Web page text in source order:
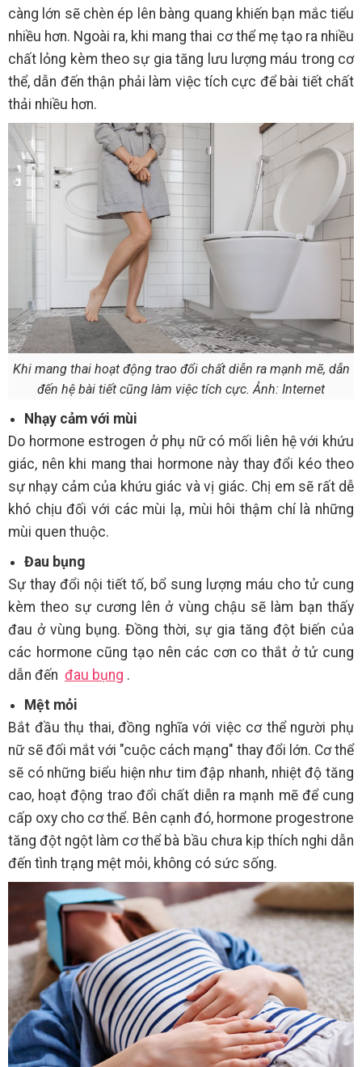
càng lớn sẽ chèn ép lên bàng quang khiến bạn mắc tiểu
nhiều hơn. Ngoài ra, khi mang thai cơ thể mẹ tạo ra nhiều
chất lỏng kèm theo sự gia tăng lưu lượng máu trong cơ
thể, dẫn đến thận phải làm việc tích cực để bài tiết chất
thải nhiều hơn.
Khi mang thai hoạt động trao đổi chất diễn ra mạnh mẽ, dẫn
đến hệ bài tiết cũng làm việc tích cực. Ảnh: Internet
Nhạy cảm với mùi
Do hormone estrogen ở phụ nữ có mối liên hệ với khứu
giác, nên khi mang thai hormone này thay đổi kéo theo
sự nhạy cảm của khứu giác và vị giác. Chị em sẽ rất dễ
khó chịu đối với các mùi lạ, mùi hôi thậm chí là những
mùi quen thuộc.
Đau bụng
Sự thay đổi nội tiết tố, bổ sung lượng máu cho tử cung
kèm theo sự cương lên ở vùng chậu sẽ làm bạn thấy
đau ở vùng bụng. Đồng thời, sự gia tăng đột biến của
các hormone cũng tạo nên các cơn co thắt ở tử cung
dẫn đến đau bụng .
Mệt mỏi
Bắt đầu thụ thai, đồng nghĩa với việc cơ thể người phụ
nữ sẽ đối mắt với "cuộc cách mạng" thay đổi lớn. Cơ thể
sẽ có những biểu hiện như tim đập nhanh, nhiệt độ tăng
cao, hoạt động trao đổi chất diễn ra mạnh mẽ để cung
cấp oxy cho cơ thể. Bên cạnh đó, hormone progestrone
tăng đột ngột làm cơ thể bà bầu chưa kịp thích nghi dẫn
đến tình trạng mệt mỏi, không có sức sống.